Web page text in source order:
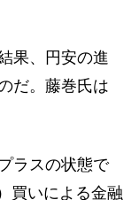
果、円安の進
だ。藤巻氏は
ラスの状態で
買いによる金融